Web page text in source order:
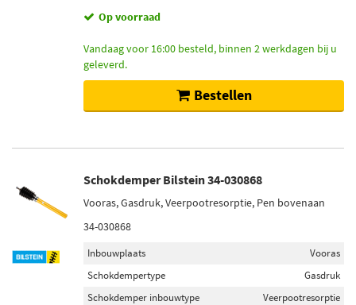
Op voorraad
Vandaag voor 16:00 besteld, binnen 2 werkdagen bij u
geleverd.
Bestellen
Schokdemper Bilstein 34-030868
Vooras, Gasdruk, Veerpootresorptie, Pen bovenaan
34-030868
Inbouwplaats
Vooras
Schokdempertype
Gasdruk
Schokdemper inbouwtype
Veerpootresorptie